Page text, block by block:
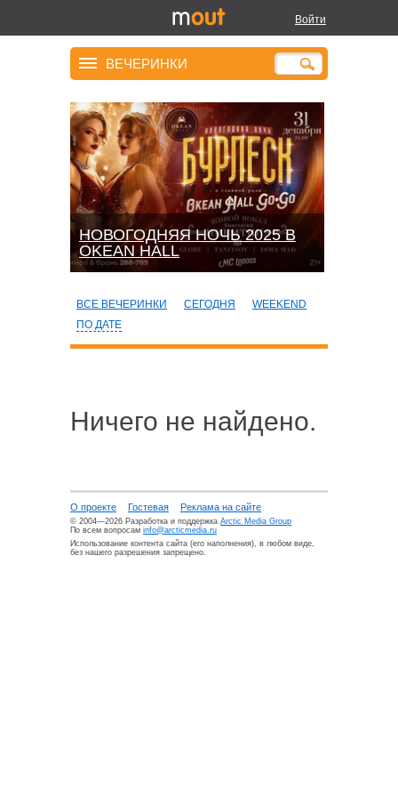
Войти
ВЕЧЕРИНКИ
НОВОГОДНЯЯ НОЧЬ 2025 В
OKEАN HALL
ВСЕ ВЕЧЕРИНКИ СЕГОДНЯ
WEEKEND
ПО ДАТЕ
Ничего не найдено.
О проекте Гостевая Реклама на сайте
© 2004—2026 Разработка и поддержка Arctic Media Group
По всем вопросам info@arcticmedia.ru
Использование контента сайта (его наполнения), в любом виде,
без нашего разрешения запрещено.